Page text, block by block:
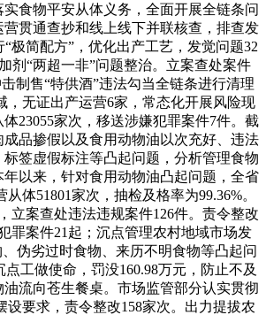
食物平安从体义务，全面开展全链条问
贯通查抄和线上线下并联核查，排查发
“极简配方”，优化出产工艺，发觉问题32
剂“两超一非”问题整治。立案查处案件
制售“特供酒”违法勾当全链条进行清理
，无证出产运营6家，常态化开展风险现
23055家次，移送涉嫌犯罪案件7件。截
品掺假以及食用动物油以次充好、违法
签虚假标注等凸起问题，分析管理食物
以来，针对食用动物油凸起问题，全省
体51801家次，抽检及格率为99.36%。
立案查处违法违规案件126件。责令整改
罪案件21起；沉点管理农村地域市场发
、伪劣过时食物、来历不明食物等凸起问
工做使命，罚没160.98万元，防止不及
流向苍生餐桌。市场监管部分认实贯彻
设要求，责令整改158家次。出力提拔农